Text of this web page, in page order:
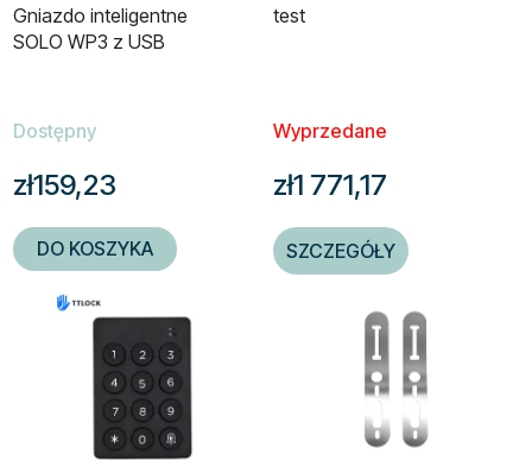
Gniazdo inteligentne
SOLO WP3 z USB
Dostępny
zł159,23
DO KOSZYKA
test
Wyprzedane
zł1 771,17
SZCZEGÓŁY